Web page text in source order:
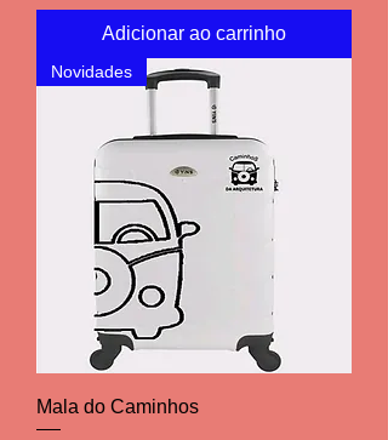
Adicionar ao carrinho
Novidades
Mala do Caminhos